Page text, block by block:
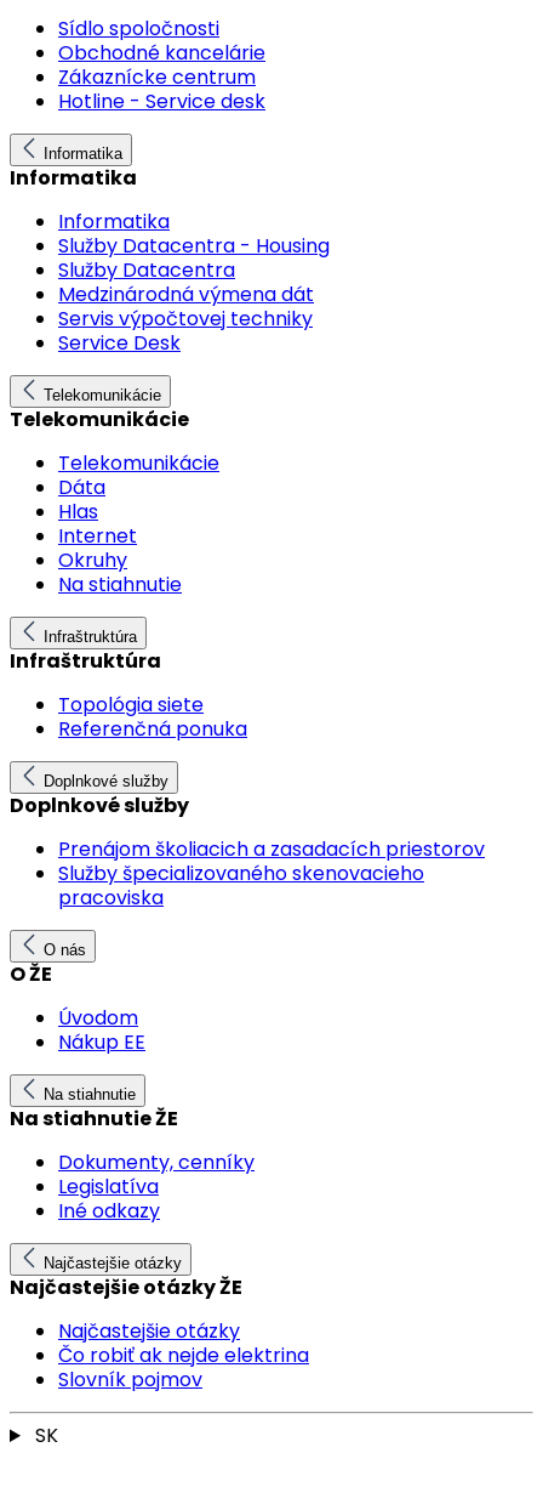
Sídlo spoločnosti
Obchodné kancelárie
Zákaznícke centrum
Hotline - Service desk
Informatika
Informatika
Informatika
Služby Datacentra - Housing
Služby Datacentra
Medzinárodná výmena dát
Servis výpočtovej techniky
Service Desk
Telekomunikácie
Telekomunikácie
Telekomunikácie
Dáta
Hlas
Internet
Okruhy
Na stiahnutie
Infraštruktúra
Infraštruktúra
Topológia siete
Referenčná ponuka
Doplnkové služby
Doplnkové služby
Prenájom školiacich a zasadacích priestorov
Služby špecializovaného skenovacieho
pracoviska
O nás
O ŽE
Úvodom
Nákup EE
Na stiahnutie
Na stiahnutie ŽE
Dokumenty, cenníky
Legislatíva
Iné odkazy
Najčastejšie otázky
Najčastejšie otázky ŽE
Najčastejšie otázky
Čo robiť ak nejde elektrina
Slovník pojmov
SK